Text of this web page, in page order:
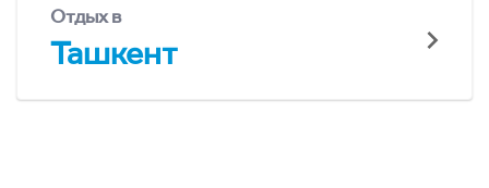
Отдых в
Ташкент